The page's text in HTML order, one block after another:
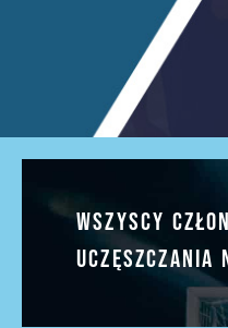
Wszyscy